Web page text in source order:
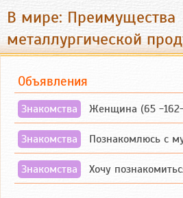
В мире: Преимущества
металлургической
Объявления
Знакомства Женщина (65 -162-63) желает познакомиться
Знакомства Познакомлюсь с мужчиной любящим
Знакомства Хочу познакомиться с женщиной до 55 лет